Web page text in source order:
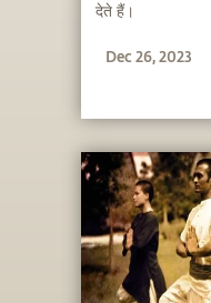
देते हैं।
Dec 26, 2023